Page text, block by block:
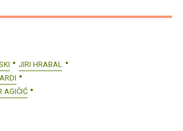
JIRI HRABAL
AGIČIĆ